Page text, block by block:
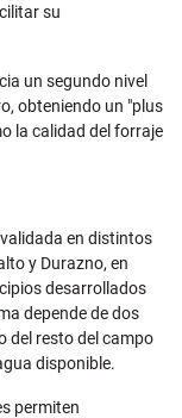
su
un segundo nivel
obteniendo un "plus
la calidad del forraje
en distintos
y Durazno, en
desarrollados
depende de dos
del resto del campo
disponible.
permiten